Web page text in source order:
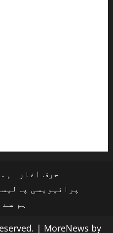
حرف آغاز
پرائیویسی
ہم
| MoreNews by